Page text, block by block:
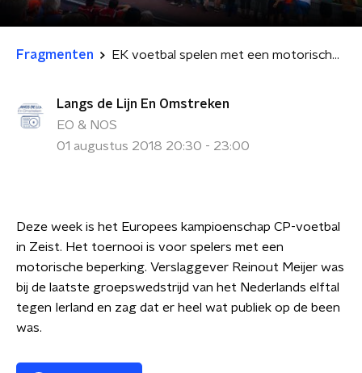
Fragmenten EK voetbal spelen met een motorische beperking
Langs de Lijn En Omstreken
EO & NOS
01 augustus 2018 20:30 - 23:00
Deze week is het Europees kampioenschap CP-voetbal
in Zeist. Het toernooi is voor spelers met een
motorische beperking. Verslaggever Reinout Meijer was
bij de laatste groepswedstrijd van het Nederlands elftal
tegen Ierland en zag dat er heel wat publiek op de been
was.